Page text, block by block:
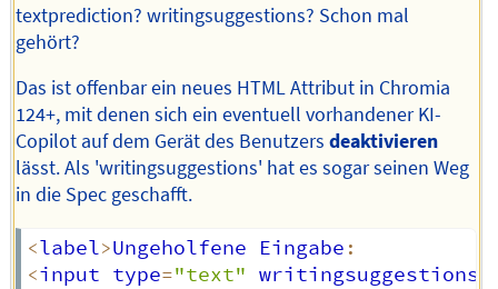
textprediction? writingsuggestions? Schon mal
gehört?
Das ist offenbar ein neues HTML Attribut in Chromia
124+, mit denen sich ein eventuell vorhandener KI-
Copilot auf dem Gerät des Benutzersdeaktivieren
lässt. Als 'writingsuggestions' hat es sogar seinen Weg
in die Spec geschafft.
<label>Ungeholfene Eingabe :
<input type="text" writingsuggestions